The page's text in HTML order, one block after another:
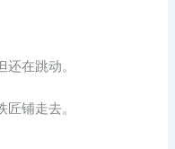
在跳动。
铺走去。